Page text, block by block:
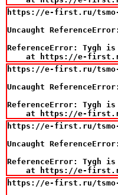
https://e-first.ru/tsmo-
Uncaught
ReferenceError: Tygh
at https://e-
https://e-first.ru/tsmo-
Uncaught
ReferenceError: Tygh
at https://e-
https://e-first.ru/tsmo-
Uncaught
ReferenceError: Tygh
at https://e-
https://e-first.ru/tsmo-